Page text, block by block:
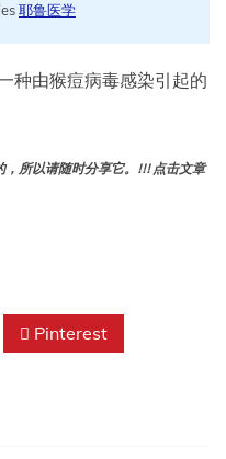
耶鲁医学
种由猴痘病毒感染引起的
，所以请随时分享它。!!! 点击文章
Pinterest